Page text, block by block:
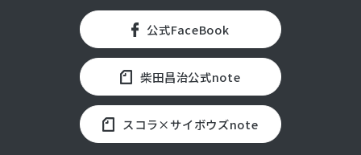
公式FaceBook
柴田昌治公式note
スコラ×サイボウズnote